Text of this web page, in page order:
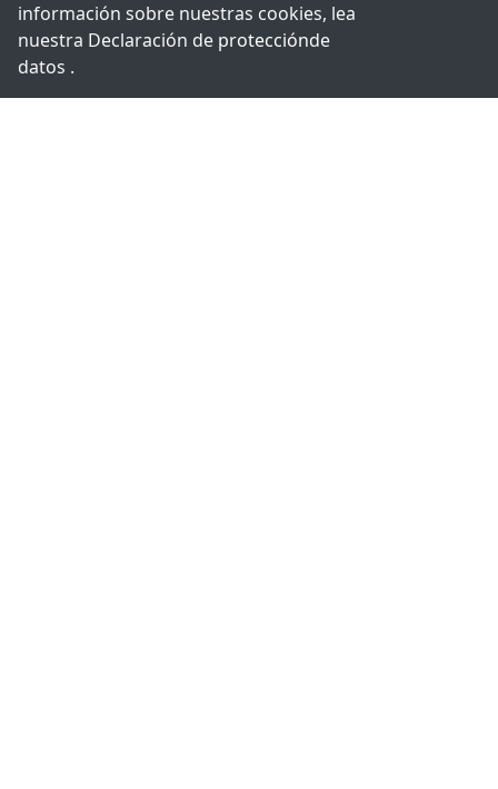
Imágenes
información sobre nuestras cookies, lea
nuestra Declaración de protecciónde
datos .